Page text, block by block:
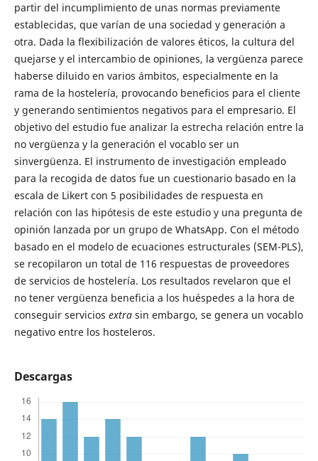
partir del incumplimiento de unas normas previamente
establecidas, que varían de una sociedad y generación a
otra. Dada la flexibilización de valores éticos, la cultura del
quejarse y el intercambio de opiniones, la vergüenza parece
haberse diluido en varios ámbitos, especialmente en la
rama de la hostelería, provocando beneficios para el cliente
y generando sentimientos negativos para el empresario. El
objetivo del estudio fue analizar la estrecha relación entre la
no vergüenza y la generación el vocablo ser un
sinvergüenza. El instrumento de investigación empleado
para la recogida de datos fue un cuestionario basado en la
escala de Likert con 5 posibilidades de respuesta en
relación con las hipótesis de este estudio y una pregunta de
opinión lanzada por un grupo de WhatsApp. Con el método
basado en el modelo de ecuaciones estructurales (SEM-PLS),
se recopilaron un total de 116 respuestas de proveedores
de servicios de hostelería. Los resultados revelaron que el
no tener vergüenza beneficia a los huéspedes a la hora de
conseguir servicios extrasin embargo, se genera un vocablo
negativo entre los hosteleros.
Descargas